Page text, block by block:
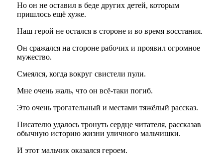
Но он не оставил в беде других детей, которым
пришлось ещё хуже.
Наш герой не остался в стороне и во время восстания.
Он сражался на стороне рабочих и проявил огромное
мужество.
Смеялся, когда вокруг свистели пули.
Мне очень жаль, что он всё-таки погиб.
Это очень трогательный и местами тяжёлый рассказ.
Писателю удалось тронуть сердце читателя, рассказав
обычную историю жизни уличного мальчишки.
И этот мальчик оказался героем.